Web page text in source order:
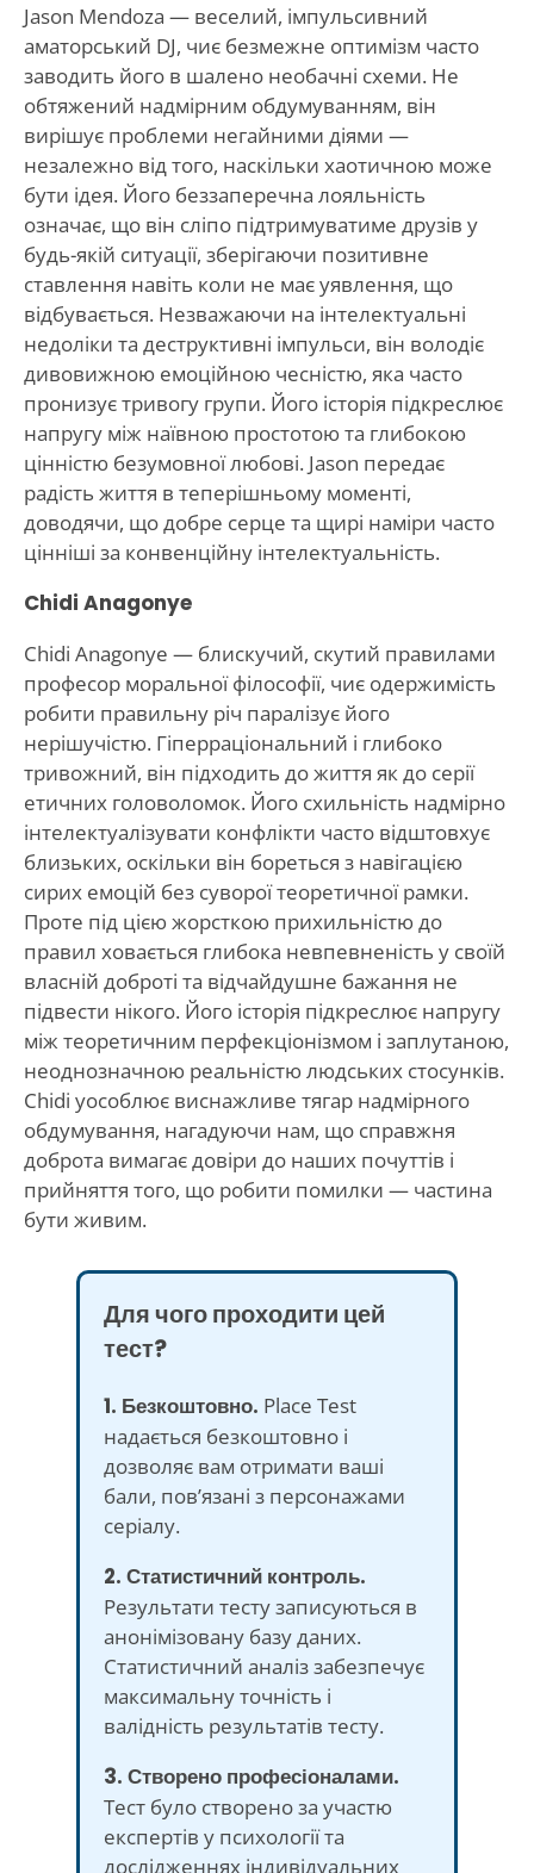
Jason Mendoza — веселий, імпульсивний
аматорський DJ, чиє безмежне оптимізм часто
заводить його в шалено необачні схеми. Не
обтяжений надмірним обдумуванням, він
вирішує проблеми негайними діями —
незалежно від того, наскільки хаотичною може
бути ідея. Його беззаперечна лояльність
означає, що він сліпо підтримуватиме друзів у
будь-якій ситуації, зберігаючи позитивне
ставлення навіть коли не має уявлення, що
відбувається. Незважаючи на інтелектуальні
недоліки та деструктивні імпульси, він володіє
дивовижною емоційною чесністю, яка часто
пронизує тривогу групи. Його історія підкреслює
напругу між наївною простотою та глибокою
цінністю безумовної любові. Jason передає
радість життя в теперішньому моменті,
доводячи, що добре серце та щирі наміри часто
цінніші за конвенційну інтелектуальність.
Chidi Anagonye
Chidi Anagonye — блискучий, скутий правилами
професор моральної філософії, чиє одержимість
робити правильну річ паралізує його
нерішучістю. Гіперраціональний і глибоко
тривожний, він підходить до життя як до серії
етичних головоломок. Його схильність надмірно
інтелектуалізувати конфлікти часто відштовхує
близьких, оскільки він бореться з навігацією
сирих емоцій без суворої теоретичної рамки.
Проте під цією жорсткою прихильністю до
правил ховається глибока невпевненість у своїй
власній доброті та відчайдушне бажання не
підвести нікого. Його історія підкреслює напругу
між теоретичним перфекціонізмом і заплутаною,
неоднозначною реальністю людських стосунків.
Chidi уособлює виснажливе тягар надмірного
обдумування, нагадуючи нам, що справжня
доброта вимагає довіри до наших почуттів і
прийняття того, що робити помилки — частина
бути живим.
Для чого проходити цей
тест?
1. Безкоштовно. Place Test
надається безкоштовно і
дозволяє вам отримати ваші
бали, пов’язані з персонажами
серіалу.
2. Статистичний контроль.
Результати тесту записуються в
анонімізовану базу даних.
Статистичний аналіз забезпечує
максимальну точність і
валідність результатів тесту.
3. Створено професіоналами.
Тест було створено за участю
експертів у психології та
дослідженнях індивідуальних